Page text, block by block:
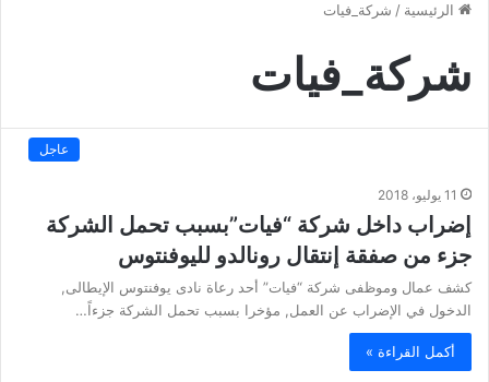
الرئيسية / شركة_فيات
شركة_فيات
عاجل
11 يوليو، 2018
إضراب داخل شركة “فيات”بسبب تحمل الشركة
جزء من صفقة إنتقال رونالدو لليوفنتوس
كشف عمال وموظفى شركة “فيات” أحد رعاة نادى يوفنتوس الإيطالى,
الدخول في الإضراب عن العمل, مؤخرا بسبب تحمل الشركة جزءاً…
أكمل القراءة »